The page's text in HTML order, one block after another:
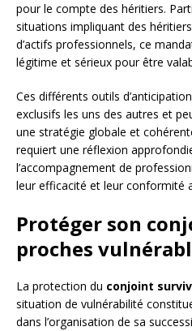
pour le compte des héritiers.
situations impliquant des
d’actifs professionnels, ce
légitime et sérieux pour être
Ces différents outils
exclusifs les uns des autres et
une stratégie globale et
requiert une réflexion
l’accompagnement de
leur efficacité et leur conformité
Protéger son
proches
La protection du conjoint
situation de vulnérabilité
dans l’organisation de sa